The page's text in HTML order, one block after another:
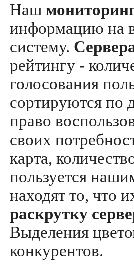
Наш
информацию на
систему.
рейтингу -
голосования
сортируются по
право
своих
карта,
пользуется
находят то, что
раскрутку
Выделения
конкурентов.